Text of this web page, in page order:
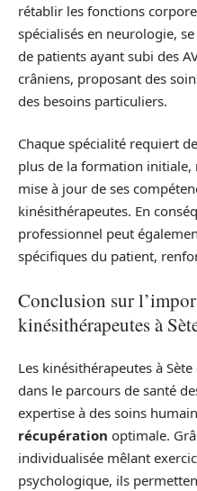
rétablir les fonctions
spécialisés en neurologie,
de patients ayant subi des
crâniens, proposant des
des besoins particuliers.
Chaque spécialité requiert
plus de la formation initiale,
mise à jour de ses
kinésithérapeutes. En
professionnel peut
spécifiques du patient,
Conclusion sur
kinésithérapeutes à
Les kinésithérapeutes à
dans le parcours de santé
expertise à des soins
récupération optimale.
individualisée mêlant
psychologique, ils